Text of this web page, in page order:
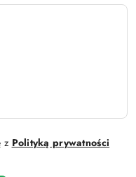
z Polityką prywatności